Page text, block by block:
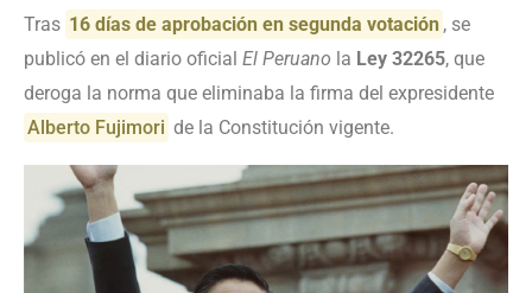
Tras 16 días de aprobación en segunda votación , se
publicó en el diario oficial El Peruano la Ley 32265, que
deroga la norma que eliminaba la firma del expresidente
Alberto Fujimori de la Constitución vigente.